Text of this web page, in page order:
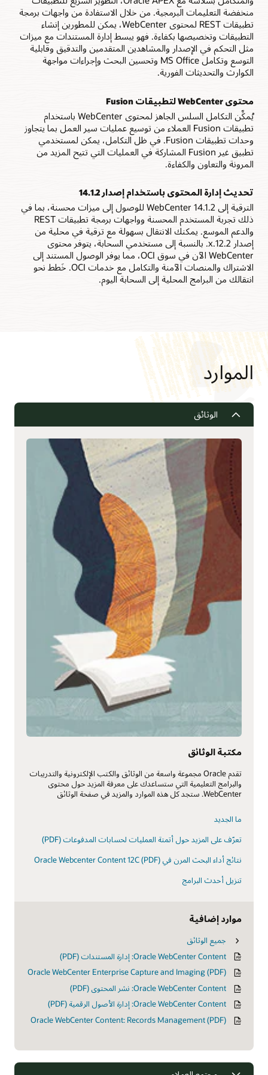
منخفضة التعليمات البرمجية. من خلال الاستفادة من واجهات برمجة
تطبيقات REST لمحتوى WebCenter، يمكن للمطورين إنشاء
التطبيقات وتخصيصها بكفاءة. فهو يبسط إدارة المستندات مع ميزات
مثل التحكم في الإصدار والمشاهدين المتقدمين والتدقيق وقابلية
التوسع وتكامل MS Office وتحسين البحث وإجراءات مواجهة
الكوارث والتحديثات الفورية.
محتوى WebCenter لتطبيقات Fusion
يُمكِّن التكامل السلس الجاهز لمحتوى WebCenter باستخدام
تطبيقات Fusion العملاء من توسيع عمليات سير العمل بما يتجاوز
وحدات تطبيقات Fusion. في ظل التكامل، يمكن لمستخدمي
تطبيق غير Fusion المشاركة في العمليات التي تتيح المزيد من
المرونة والتعاون والكفاءة.
تحديث إدارة المحتوى باستخدام إصدار 14.1.2
الترقية إلى WebCenter 14.1.2 للوصول إلى ميزات محسنة، بما في
ذلك تجربة المستخدم المحسنة وواجهات برمجة تطبيقات REST
والدعم الموسع. يمكنك الانتقال بسهولة مع ترقية في محلية من
إصدار 12.2.x. بالنسبة إلى مستخدمي السحابة، يتوفر محتوى
WebCenter الآن في سوق OCI، مما يوفر الوصول المستند إلى
الاشتراك والمنصات الآمنة والتكامل مع خدمات OCI. خَطط نحو
انتقالك من البرامج المحلية إلى السحابة اليوم.
الموارد
الوثائق
مكتبة الوثائق
تقدم Oracle مجموعة واسعة من الوثائق والكتب الإلكترونية والتدريبات
والبرامج التعليمية التي ستساعدك على معرفة المزيد حول محتوى
WebCenter. ستجد كل هذه الموارد والمزيد في صفحة الوثائق
ما الجديد
تعرّف على المزيد حول أتمتة العمليات لحسابات المدفوعات (PDF)
نتائج أداء البحث المرن في Oracle Webcenter Content 12C (PDF)
تنزيل أحدث البرامج
موارد إضافية
جميع الوثائق
Oracle WebCenter Content: إدارة المستندات (PDF)
Oracle WebCenter Enterprise Capture and Imaging (PDF)
Oracle WebCenter Content: نشر المحتوى (PDF)
Oracle WebCenter Content: إدارة الأصول الرقمية (PDF)
Oracle WebCenter Content: Records Management (PDF)